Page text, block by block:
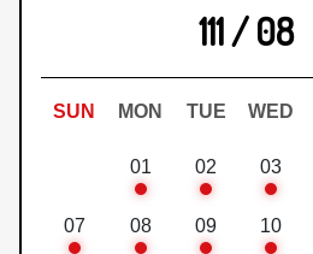
111 / 08
SUN MON TUE WED
01 02 03
07 08 09 10